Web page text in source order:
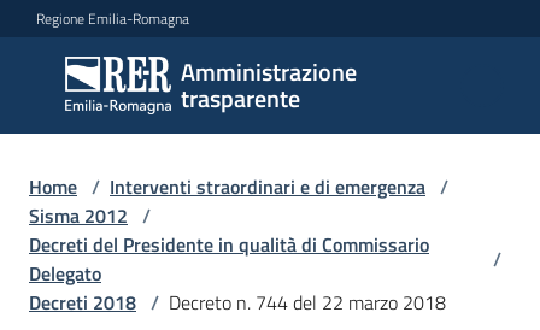
Vai al contenuto
Vai alla navigazione
Vai al footer
Regione Emilia-Romagna
Amministrazione
trasparente
Amministrazione
trasparente
Sottosezioni
Accesso
Home / Interventi straordinari e di emergenza /
Sisma 2012 /
Decreti del Presidente in qualità di Commissario
Delegato
/
Decreti 2018 / Decreto n. 744 del 22 marzo 2018